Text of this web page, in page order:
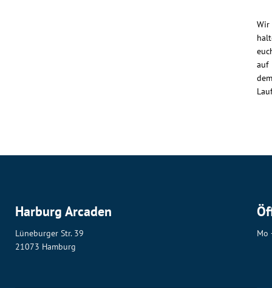
Wir
auf
dem
Harburg Arcaden
Lüneburger Str. 39
21073 Hamburg
Mo